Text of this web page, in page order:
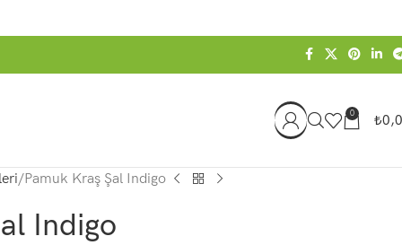
0 ₺
Pamuk Kraş Şal Indigo
Indigo